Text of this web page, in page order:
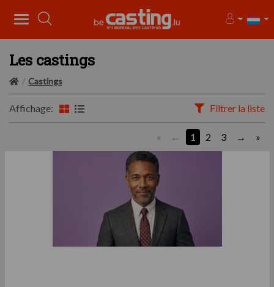
Les castings
Castings
Affichage: Filtrer la liste
« 1 2 3 »